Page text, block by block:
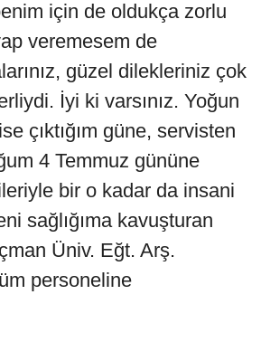
için de oldukça zorlu
veremesem de
güzel dilekleriniz çok
İyi ki varsınız. Yoğun
çıktığım güne, servisten
4 Temmuz gününe
bir o kadar da insani
sağlığıma kavuşturan
Üniv. Eğt. Arş.
personeline